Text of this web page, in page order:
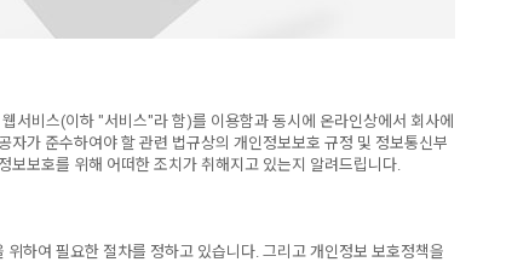
비스(이하 "서비스"라 함)를 이용함과 동시에 온라인상에서 회사에
가 준수하여야 할 관련 법규상의 개인정보보호 규정 및 정보통신부
보호를 위해 어떠한 조치가 취해지고 있는지 알려드립니다.
하여 필요한 절차를 정하고 있습니다. 그리고 개인정보 보호정책을